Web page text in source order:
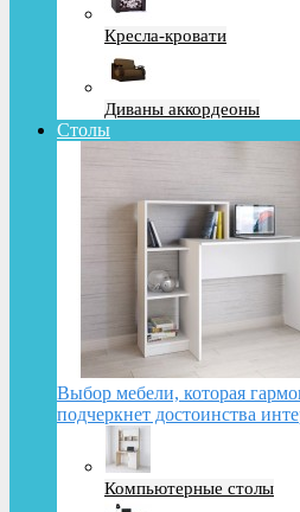
Кресла-кровати
Диваны аккордеоны
Столы
Выбор мебели, которая
подчеркнет достоинства
Компьютерные столы